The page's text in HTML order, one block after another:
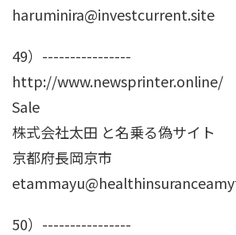
haruminira@investcurrent.site
49）----------------
http://www.newsprinter.online/
Sale
株式会社太田 と名乗る偽サイト
京都府長岡京市
50）----------------